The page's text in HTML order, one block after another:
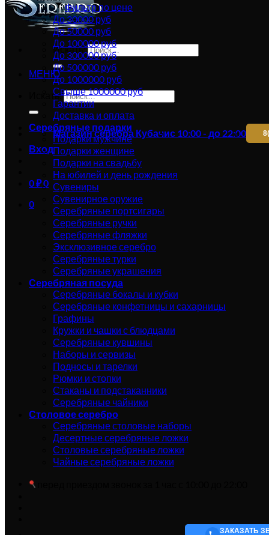
Искать:
МЕНЮ
Искать:
Магазин серебра Кубачис 10:00 - до 22:00
Вход
0₽0
0
Фильтр по цене
До 30000 руб
До 50000 руб
До 100000 руб
До 300000 руб
До 500000 руб
До 1000000 руб
Свыше 1000000 руб
Гарантии
Доставка и оплата
Серебряные подарки
Подарки мужчине
Подарки женщине
Подарки на свадьбу
На юбилей и день рождения
Сувениры
Сувенирное оружие
Серебряные портсигары
Серебряные ручки
Серебряные фляжки
Эксклюзивное серебро
Серебряные турки
Серебряные украшения
Серебряная посуда
Серебряные бокалы и кубки
Серебряные конфетницы и сахарницы
Графины
Кружки и чашки с блюдцами
Серебряные кувшины
Наборы и сервизы
Подносы и тарелки
Рюмки и стопки
Стаканы и подстаканники
Серебряные чайники
Столовое серебро
Серебряные столовые наборы
Десертные серебряные ложки
Столовые серебряные ложки
Чайные серебряные ложки
ЗАКАЗАТЬ